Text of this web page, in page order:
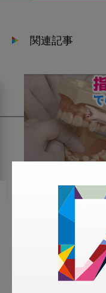
関連記事
2021・8
指巻き
臼歯の
手くす